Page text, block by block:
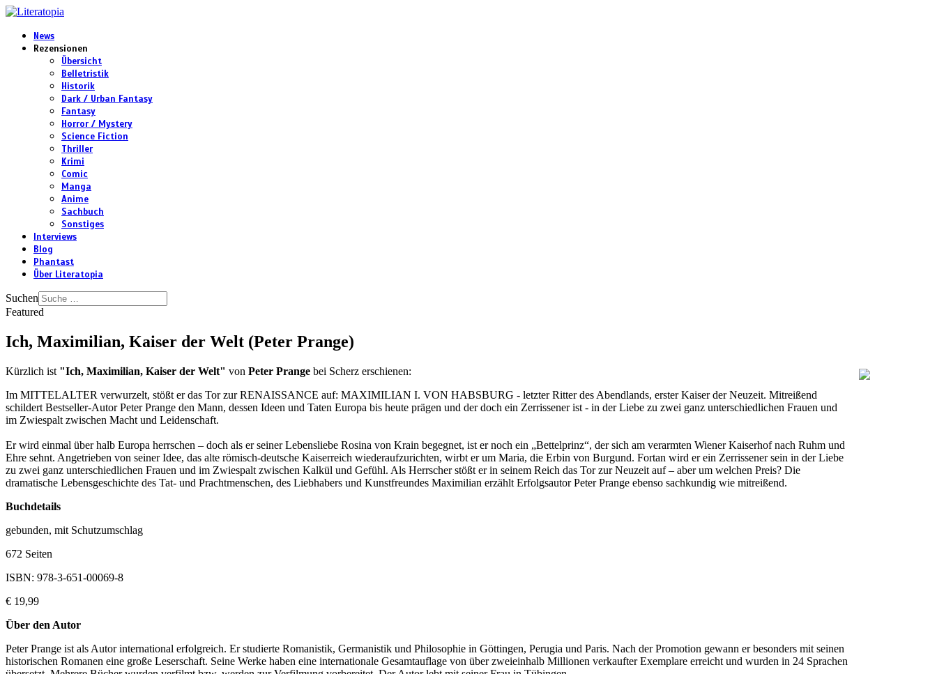
News
Rezensionen
Übersicht
Belletristik
Historik
Dark / Urban Fantasy
Fantasy
Horror / Mystery
Science Fiction
Thriller
Krimi
Comic
Manga
Anime
Sachbuch
Sonstiges
Interviews
Blog
Phantast
Über Literatopia
Suchen
Featured
Ich, Maximilian, Kaiser der Welt (Peter Prange)
Kürzlich ist "Ich, Maximilian, Kaiser der Welt" von Peter Prange bei Scherz erschienen:
Im MITTELALTER verwurzelt, stößt er das Tor zur RENAISSANCE auf: MAXIMILIAN I. VON HABSBURG - letzter Ritter des Abendlands, erster Kaiser der Neuzeit. Mitreißend
schildert Bestseller-Autor Peter Prange den Mann, dessen Ideen und Taten Europa bis heute prägen und der doch ein Zerrissener ist - in der Liebe zu zwei ganz unterschiedlichen Frauen und
im Zwiespalt zwischen Macht und Leidenschaft.
Er wird einmal über halb Europa herrschen – doch als er seiner Lebensliebe Rosina von Krain begegnet, ist er noch ein „Bettelprinz“, der sich am verarmten Wiener Kaiserhof nach Ruhm und
Ehre sehnt. Angetrieben von seiner Idee, das alte römisch-deutsche Kaiserreich wiederaufzurichten, wirbt er um Maria, die Erbin von Burgund. Fortan wird er ein Zerrissener sein in der Liebe
zu zwei ganz unterschiedlichen Frauen und im Zwiespalt zwischen Kalkül und Gefühl. Als Herrscher stößt er in seinem Reich das Tor zur Neuzeit auf – aber um welchen Preis? Die
dramatische Lebensgeschichte des Tat- und Prachtmenschen, des Liebhabers und Kunstfreundes Maximilian erzählt Erfolgsautor Peter Prange ebenso sachkundig wie mitreißend.
Buchdetails
gebunden, mit Schutzumschlag
672 Seiten
ISBN: 978-3-651-00069-8
€ 19,99
Über den Autor
Peter Prange ist als Autor international erfolgreich. Er studierte Romanistik, Germanistik und Philosophie in Göttingen, Perugia und Paris. Nach der Promotion gewann er besonders mit seinen
historischen Romanen eine große Leserschaft. Seine Werke haben eine internationale Gesamtauflage von über zweieinhalb Millionen verkaufter Exemplare erreicht und wurden in 24 Sprachen